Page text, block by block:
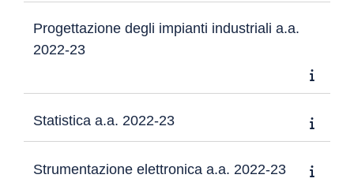
Progettazione degli impianti industriali a.a.
2022-23
Statistica a.a. 2022-23
Strumentazione elettronica a.a. 2022-23